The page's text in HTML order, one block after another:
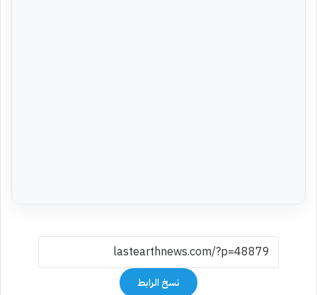
نسخ الرابط